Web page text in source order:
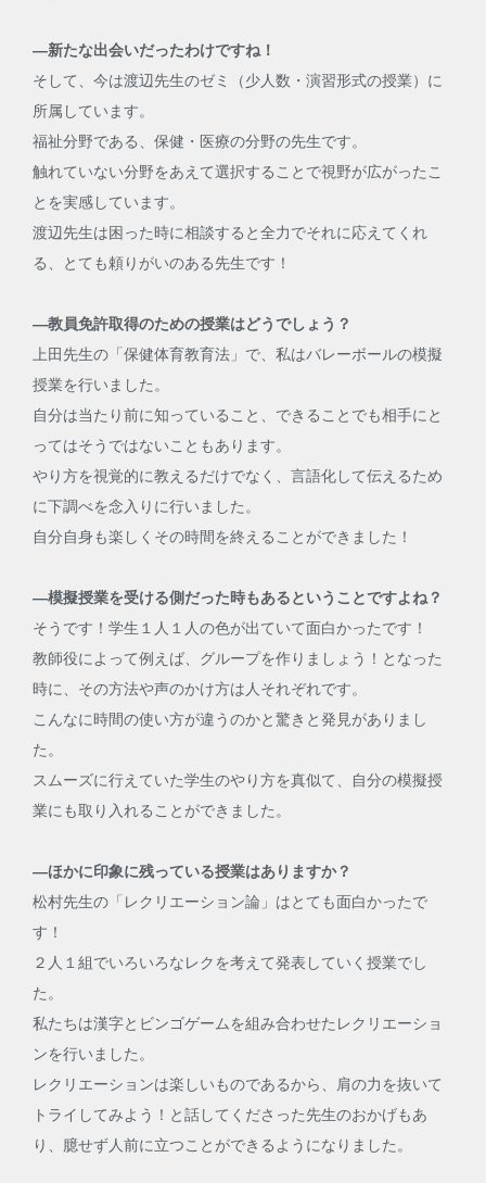
―新たな出会いだったわけですね！
そして、今は渡辺先生のゼミ（少人数・演習形式の授業）に
所属しています。
福祉分野である、保健・医療の分野の先生です。
触れていない分野をあえて選択することで視野が広がったこ
とを実感しています。
渡辺先生は困った時に相談すると全力でそれに応えてくれ
る、とても頼りがいのある先生です！
―教員免許取得のための授業はどうでしょう？
上田先生の「保健体育教育法」で、私はバレーボールの模擬
授業を行いました。
自分は当たり前に知っていること、できることでも相手にと
ってはそうではないこともあります。
やり方を視覚的に教えるだけでなく、言語化して伝えるため
に下調べを念入りに行いました。
自分自身も楽しくその時間を終えることができました！
―模擬授業を受ける側だった時もあるということですよね？
そうです！学生１人１人の色が出ていて面白かったです！
教師役によって例えば、グループを作りましょう！となった
時に、その方法や声のかけ方は人それぞれです。
こんなに時間の使い方が違うのかと驚きと発見がありまし
た。
スムーズに行えていた学生のやり方を真似て、自分の模擬授
業にも取り入れることができました。
―ほかに印象に残っている授業はありますか？
松村先生の「レクリエーション論」はとても面白かったで
す！
２人１組でいろいろなレクを考えて発表していく授業でし
た。
私たちは漢字とビンゴゲームを組み合わせたレクリエーショ
ンを行いました。
レクリエーションは楽しいものであるから、肩の力を抜いて
トライしてみよう！と話してくださった先生のおかげもあ
り、臆せず人前に立つことができるようになりました。